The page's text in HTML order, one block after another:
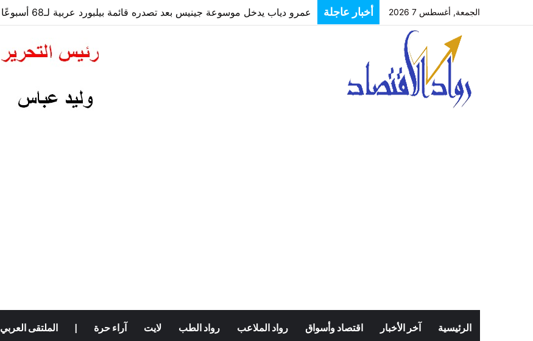
الجمعة, أغسطس 7 2026 أخبار عاجلة عمرو دياب يدخل موسوعة جينيس بعد تصدره قائمة بيلبورد عربية لـ68 أسبوعًا
الرئيسية آخر الأخبار اقتصاد وأسواق رواد الملاعب رواد الطب لايت آراء حرة الملتقى العربي